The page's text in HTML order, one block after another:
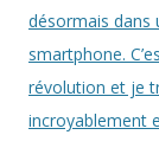
désormais dans
smartphone.
révolution et je
incroyablement